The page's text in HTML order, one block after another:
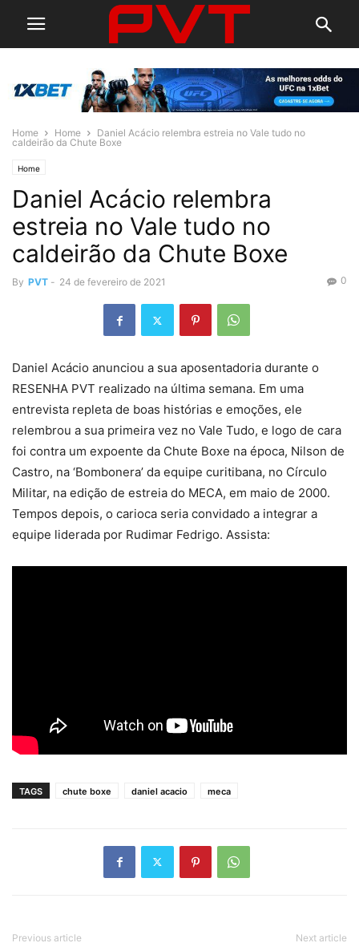
Home Home
Daniel Acácio relembra estreia no Vale tudo no
caldeirão da Chute Boxe
Home
Daniel Acácio relembra
estreia no Vale tudo no
caldeirão da Chute Boxe
By PVT - 24 de fevereiro de 2021 0
Daniel Acácio anunciou a sua aposentadoria durante o
RESENHA PVT realizado na última semana. Em uma
entrevista repleta de boas histórias e emoções, ele
relembrou a sua primeira vez no Vale Tudo, e logo de cara
foi contra um expoente da Chute Boxe na época, Nilson de
Castro, na ‘Bombonera’ da equipe curitibana, no Círculo
Militar, na edição de estreia do MECA, em maio de 2000.
Tempos depois, o carioca seria convidado a integrar a
equipe liderada por Rudimar Fedrigo. Assista:
TAGS chute boxe daniel acacio meca
Previous article Next article